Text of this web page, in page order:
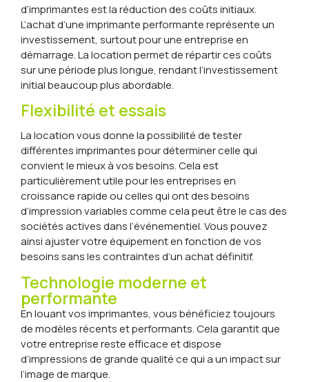
d’imprimantes est la réduction des coûts initiaux.
L’achat d’une imprimante performante représente un
investissement, surtout pour une entreprise en
démarrage. La location permet de répartir ces coûts
sur une période plus longue, rendant l’investissement
initial beaucoup plus abordable.
Flexibilité et essais
La location vous donne la possibilité de tester
différentes imprimantes pour déterminer celle qui
convient le mieux à vos besoins. Cela est
particulièrement utile pour les entreprises en
croissance rapide ou celles qui ont des besoins
d’impression variables comme cela peut être le cas des
sociétés actives dans l’événementiel. Vous pouvez
ainsi ajuster votre équipement en fonction de vos
besoins sans les contraintes d’un achat définitif.
Technologie moderne et
performante
En louant vos imprimantes, vous bénéficiez toujours
de modèles récents et performants. Cela garantit que
votre entreprise reste efficace et dispose
d’impressions de grande qualité ce qui a un impact sur
l’image de marque.